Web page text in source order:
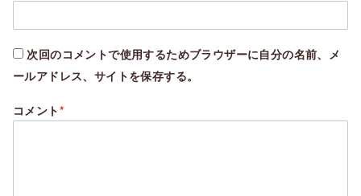
次回のコメントで使用するためブラウザーに自分の名前、メ
ールアドレス、サイトを保存する。
コメント*